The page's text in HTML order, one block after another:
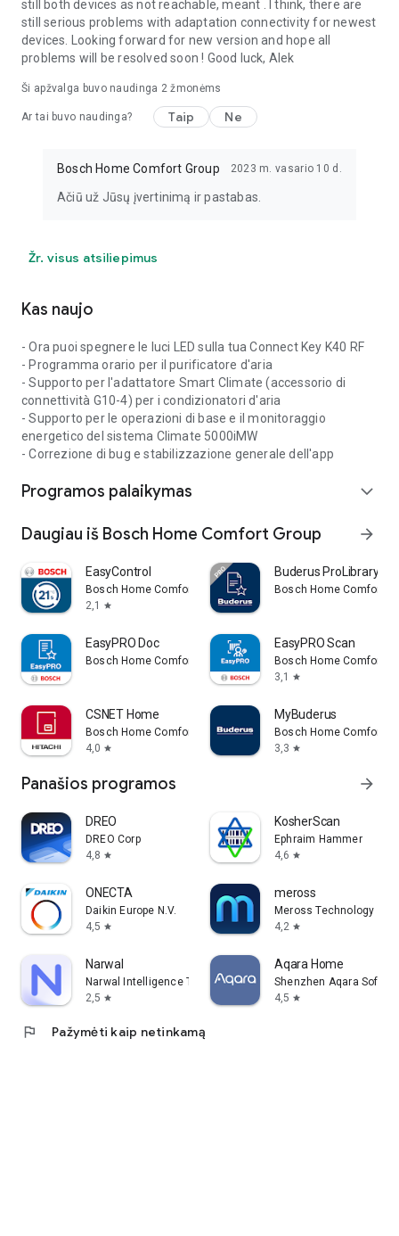
still both devices as not reachable, meant . I think, there are
still serious problems with adaptation connectivity for newest
devices. Looking forward for new version and hope all
problems will be resolved soon ! Good luck, Alek
Ši apžvalga buvo naudinga 2 žmonėms
Ar tai buvo naudinga? Taip Ne
Bosch Home Comfort Group 2023 m. vasario 10 d.
Ačiū už Jūsų įvertinimą ir pastabas.
Žr. visus atsiliepimus
Kas naujo
- Ora puoi spegnere le luci LED sulla tua Connect Key K40 RF
- Programma orario per il purificatore d'aria
- Supporto per l'adattatore Smart Climate (accessorio di
connettività G10-4) per i condizionatori d'aria
- Supporto per le operazioni di base e il monitoraggio
energetico del sistema Climate 5000iMW
- Correzione di bug e stabilizzazione generale dell'app
Programos palaikymas expand_more
Daugiau iš Bosch Home Comfort Group arrow_forward
EasyControl
Bosch Home Comfort Group
2,1
star
Buderus ProLibrary
Bosch Home Comfort
EasyPRO Doc
Bosch Home Comfort Group
EasyPRO Scan
Bosch Home Comfort
3,1
star
CSNET Home
Bosch Home Comfort Group
4,0 star
MyBuderus
Bosch Home Comfort
3,3 star
Panašios programos arrow_forward
DREO
DREO Corp
4,8 star
KosherScan
Ephraim Hammer
4,6 star
ONECTA
Daikin Europe N.V.
4,5 star
meross
Meross Technology
4,2 star
Narwal
Narwal Intelligence Technology
2,5 star
Aqara Home
Shenzhen Aqara
4,5 star
flag Pažymėti kaip netinkamą